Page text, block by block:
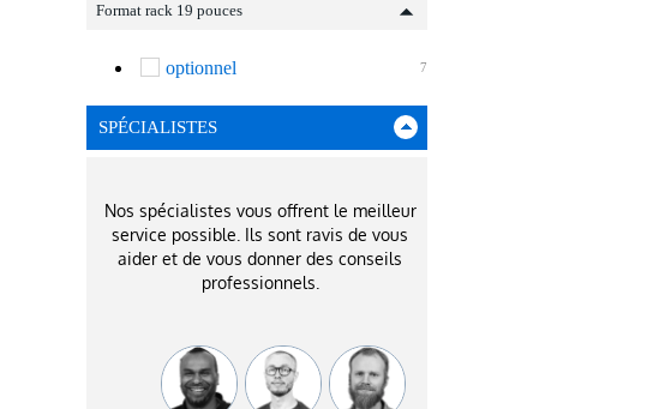
Format rack 19 pouces
7
optionnel
SPÉCIALISTES
Nos spécialistes vous offrent le meilleur
service possible. Ils sont ravis de vous
aider et de vous donner des conseils
professionnels.